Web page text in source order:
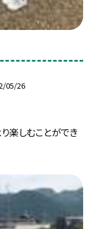
05/26
楽しむことができ